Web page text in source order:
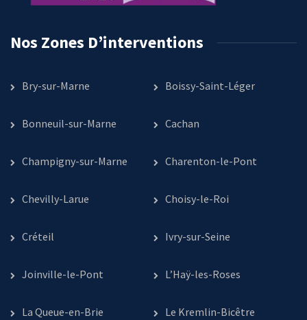
Nos Zones D’interventions
Bry-sur-Marne Boissy-Saint-Léger
Bonneuil-sur-Marne Cachan
Champigny-sur-Marne Charenton-le-Pont
Chevilly-Larue Choisy-le-Roi
Créteil Ivry-sur-Seine
Joinville-le-Pont L’Haÿ-les-Roses
La Queue-en-Brie Le Kremlin-Bicêtre